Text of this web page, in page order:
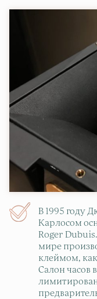
В 1995 году
Карлосом
Roger
мире
клеймом,
Салон часов